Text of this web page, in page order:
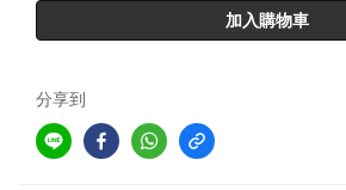
加入購物車
分享到